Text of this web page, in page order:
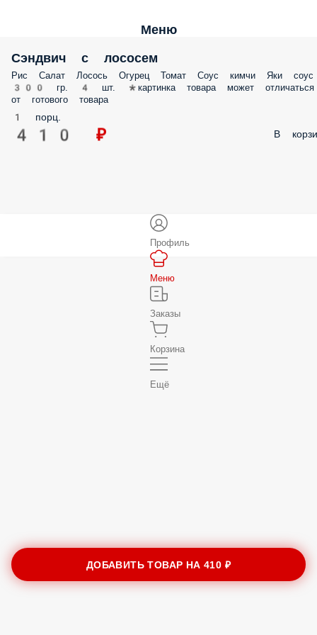
Меню
Сэндвич с лососем
Рис Салат Лосось Огурец Томат Соус кимчи Яки соус
300 гр. 4 шт. *картинка товара может отличаться
от готового товара
1 порц.
410 ₽ В
ДОБАВИТЬ ТОВАР НА410 ₽
Профиль
Меню
Заказы
Корзина
Ещё